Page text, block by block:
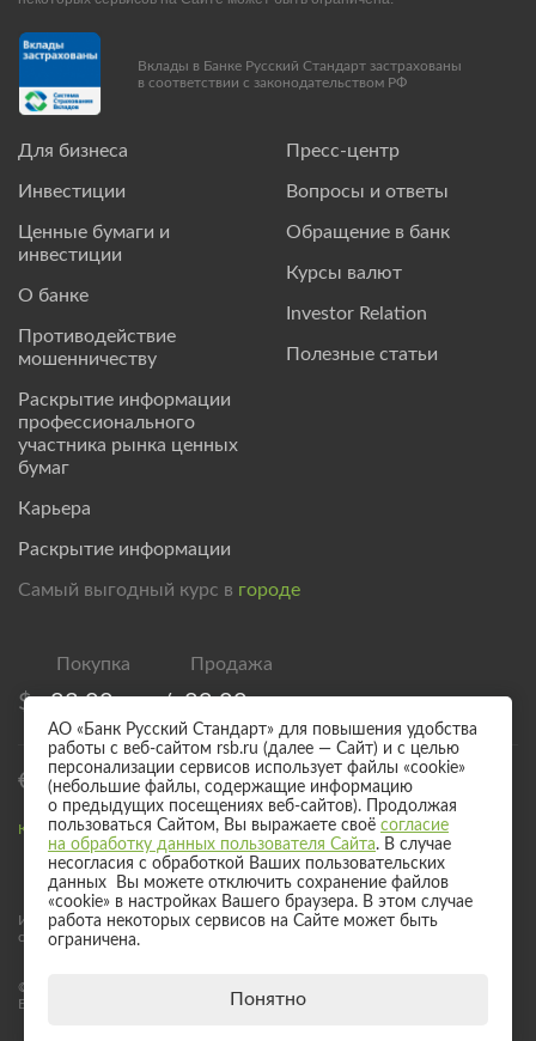
Для бизнеса
Инвестиции
Ценные бумаги и
инвестиции
О банке
Противодействие
мошенничеству
Раскрытие информации
профессионального
участника рынка ценных
бумаг
Карьера
Раскрытие информации
Пресс-центр
Вопросы и ответы
Обращение в банк
Курсы валют
Investor Relation
Полезные статьи
Вклады в Банке Русский Стандарт застрахованы
в соответствии с законодательством РФ
Самый выгодный курс в городе
$ 83,00 / 89,00
€ 95,00 / 101,00
Курс валют для безналичного обмена
Информация о процентных ставках по договорам банковского вклада
с физическими лицами
© 2017 - 2026 АО «Банк Русский Стандарт». Универсальная лицензия
Банка России № 2289 выдана бессрочно 04 сентября 2024 года.
АО «Банк Русский Стандарт» для повышения удобства
работы с веб-сайтом rsb.ru (далее — Сайт) и с целью
персонализации сервисов использует файлы «cookie»
(небольшие файлы, содержащие информацию
о предыдущих посещениях веб-сайтов). Продолжая
пользоваться Сайтом, Вы выражаете своё согласие
на обработку данных пользователя Сайта. В случае
несогласия с обработкой Ваших пользовательских
данных Вы можете отключить сохранение файлов
«cookie» в настройках Вашего браузера. В этом случае
работа некоторых сервисов на Сайте может быть
ограничена.
Понятно